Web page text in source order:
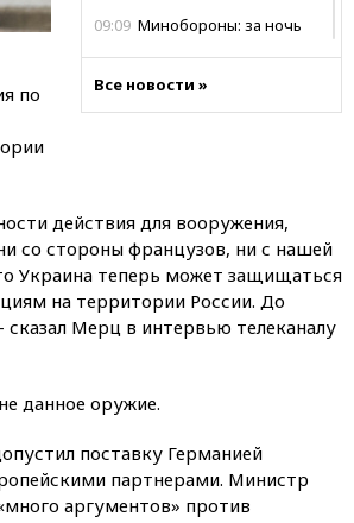
09:09 Минобороны: за ночь
08:50 Состояние здоровья
06:25У берегов Италии
обнаружили затонувшее
судно древнеримских времен
05:10«Одиссея» Нолана
собрала в мировом прокате
свыше $1 млрд
высоких темпах строительства
01:20Россиянин в среднем
съедает несколько арбузов за
сезон
Все новости »
по
действия для вооружения,
со стороны французов, ни с нашей
Украина теперь может защищаться
на территории России. До
Мерц в интервью телеканалу
данное оружие.
поставку Германией
партнерами. Министр
аргументов» против